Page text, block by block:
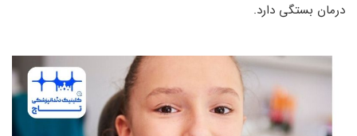
درمان بستگی دارد.